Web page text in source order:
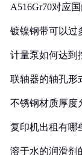
A516Gr70对应
镀镍钢带可以过
计量泵如何达到
联轴器的轴孔形
不锈钢材质厚度
复印机出租有哪
溶于水的润滑剂